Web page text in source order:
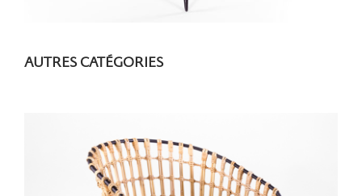
AUTRES CATÉGORIES